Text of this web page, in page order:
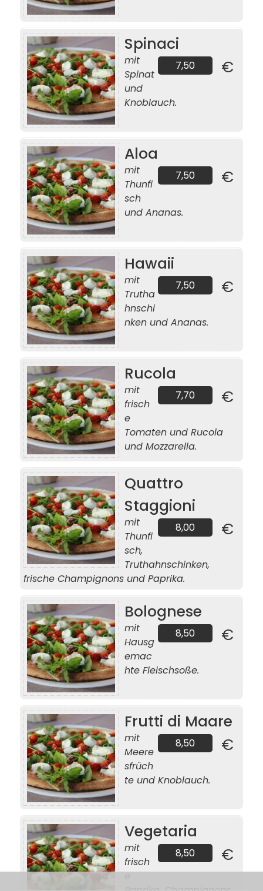
Spinaci
7,50 €
mit
Spinat
und
Knoblauch.
Aloa
7,50 €
mit
Thunfi
sch
und Ananas.
Hawaii
7,50 €
mit
Trutha
hnschi
nken und Ananas.
Rucola
7,70 €
mit
frisch
e
Tomaten und Rucola
und Mozzarella.
Quattro
Staggioni
8,00 €
mit
Thunfi
sch,
Truthahnschinken,
frische Champignons und Paprika.
Bolognese
8,50 €
mit
Hausg
emac
hte Fleischsoße.
Frutti di Maare
8,50 €
mit
Meere
sfrüch
te und Knoblauch.
Vegetaria
8,50 €
mit
frisch
e